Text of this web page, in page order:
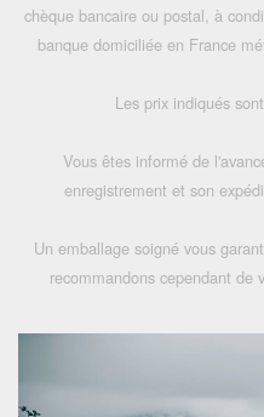
chèque bancaire ou postal, à
banque domiciliée en France
Les prix indiqués
Vous êtes informé de
enregistrement et son
Un emballage soigné vous
recommandons cependant de